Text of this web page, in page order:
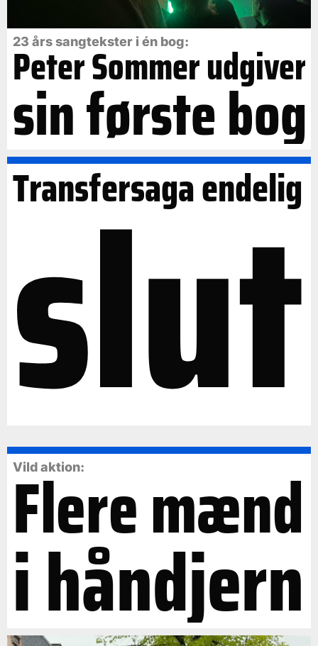
23 års sangtekster i én bog:
Peter Sommer udgiver
sin første bog
Transfersaga endelig
slut
Vild aktion:
Flere mænd
i håndjern